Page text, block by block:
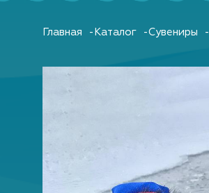
Главная Каталог Сувениры